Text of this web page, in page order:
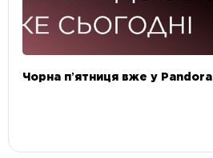
Чорна пʼятниця вже у Pandora